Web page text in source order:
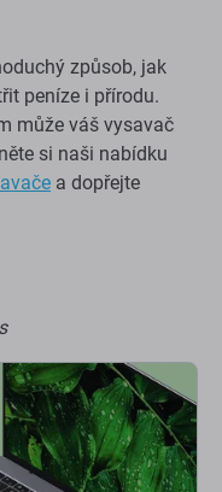
způsob, jak
peníze i přírodu.
může váš vysavač
si naši nabídku
a dopřejte